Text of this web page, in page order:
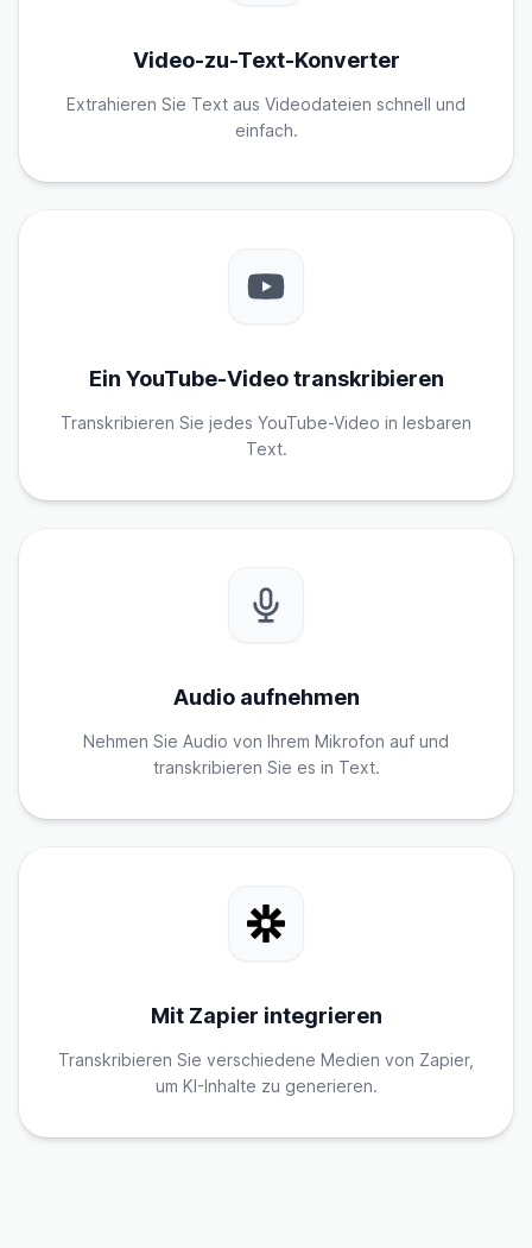
Video-zu-Text-Konverter
Extrahieren Sie Text aus Videodateien schnell und
einfach.
Ein YouTube-Video transkribieren
Transkribieren Sie jedes YouTube-Video in lesbaren
Text.
Audio aufnehmen
Nehmen Sie Audio von Ihrem Mikrofon auf und
transkribieren Sie es in Text.
Mit Zapier integrieren
Transkribieren Sie verschiedene Medien von Zapier,
um KI-Inhalte zu generieren.